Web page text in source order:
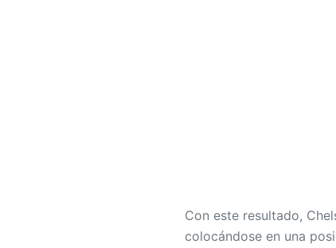
Con este resultado,
colocándose en una